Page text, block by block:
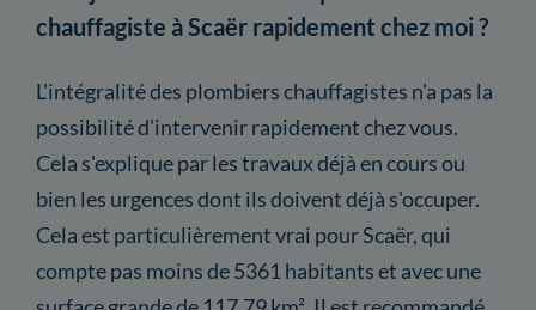
chauffagiste à Scaër rapidement chez moi ?
L'intégralité des plombiers chauffagistes n'a pas la
possibilité d'intervenir rapidement chez vous.
Cela s'explique par les travaux déjà en cours ou
bien les urgences dont ils doivent déjà s'occuper.
Cela est particulièrement vrai pour Scaër, qui
compte pas moins de 5361 habitants et avec une